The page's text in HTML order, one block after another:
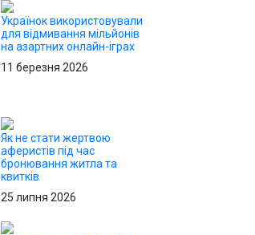
Українок використовували
для відмивання мільйонів
на азартних онлайн-іграх
11 березня 2026
Як не стати жертвою
аферистів під час
бронювання житла та
квитків
25 липня 2026